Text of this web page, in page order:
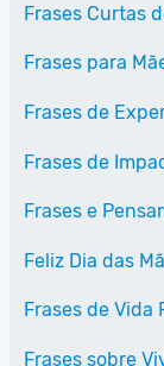
Frases Curtas
Frases para
Frases de
Frases de
Frases e
Feliz Dia das
Frases de Vida
Frases sobre